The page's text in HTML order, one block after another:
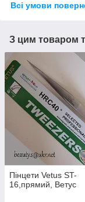
Всі умови
З цим товаром
Пінцети Vetus ST-
16,прямий, Ветус